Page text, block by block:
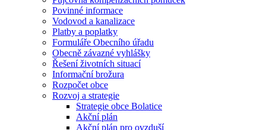
Povinné informace
Vodovod a kanalizace
Platby a poplatky
Formuláře Obecního úřadu
Obecně závazné vyhlášky
Řešení životních situací
Informační brožura
Rozpočet obce
Rozvoj a strategie
Strategie obce Bolatice
Akční plán
Akční plán pro ovzduší